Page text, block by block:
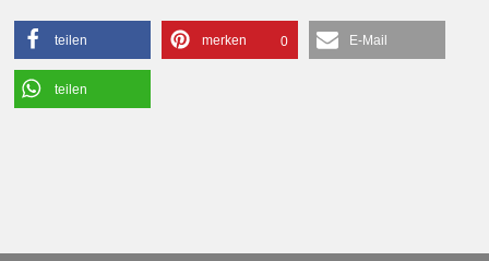
teilen merken 0 E-Mail
teilen